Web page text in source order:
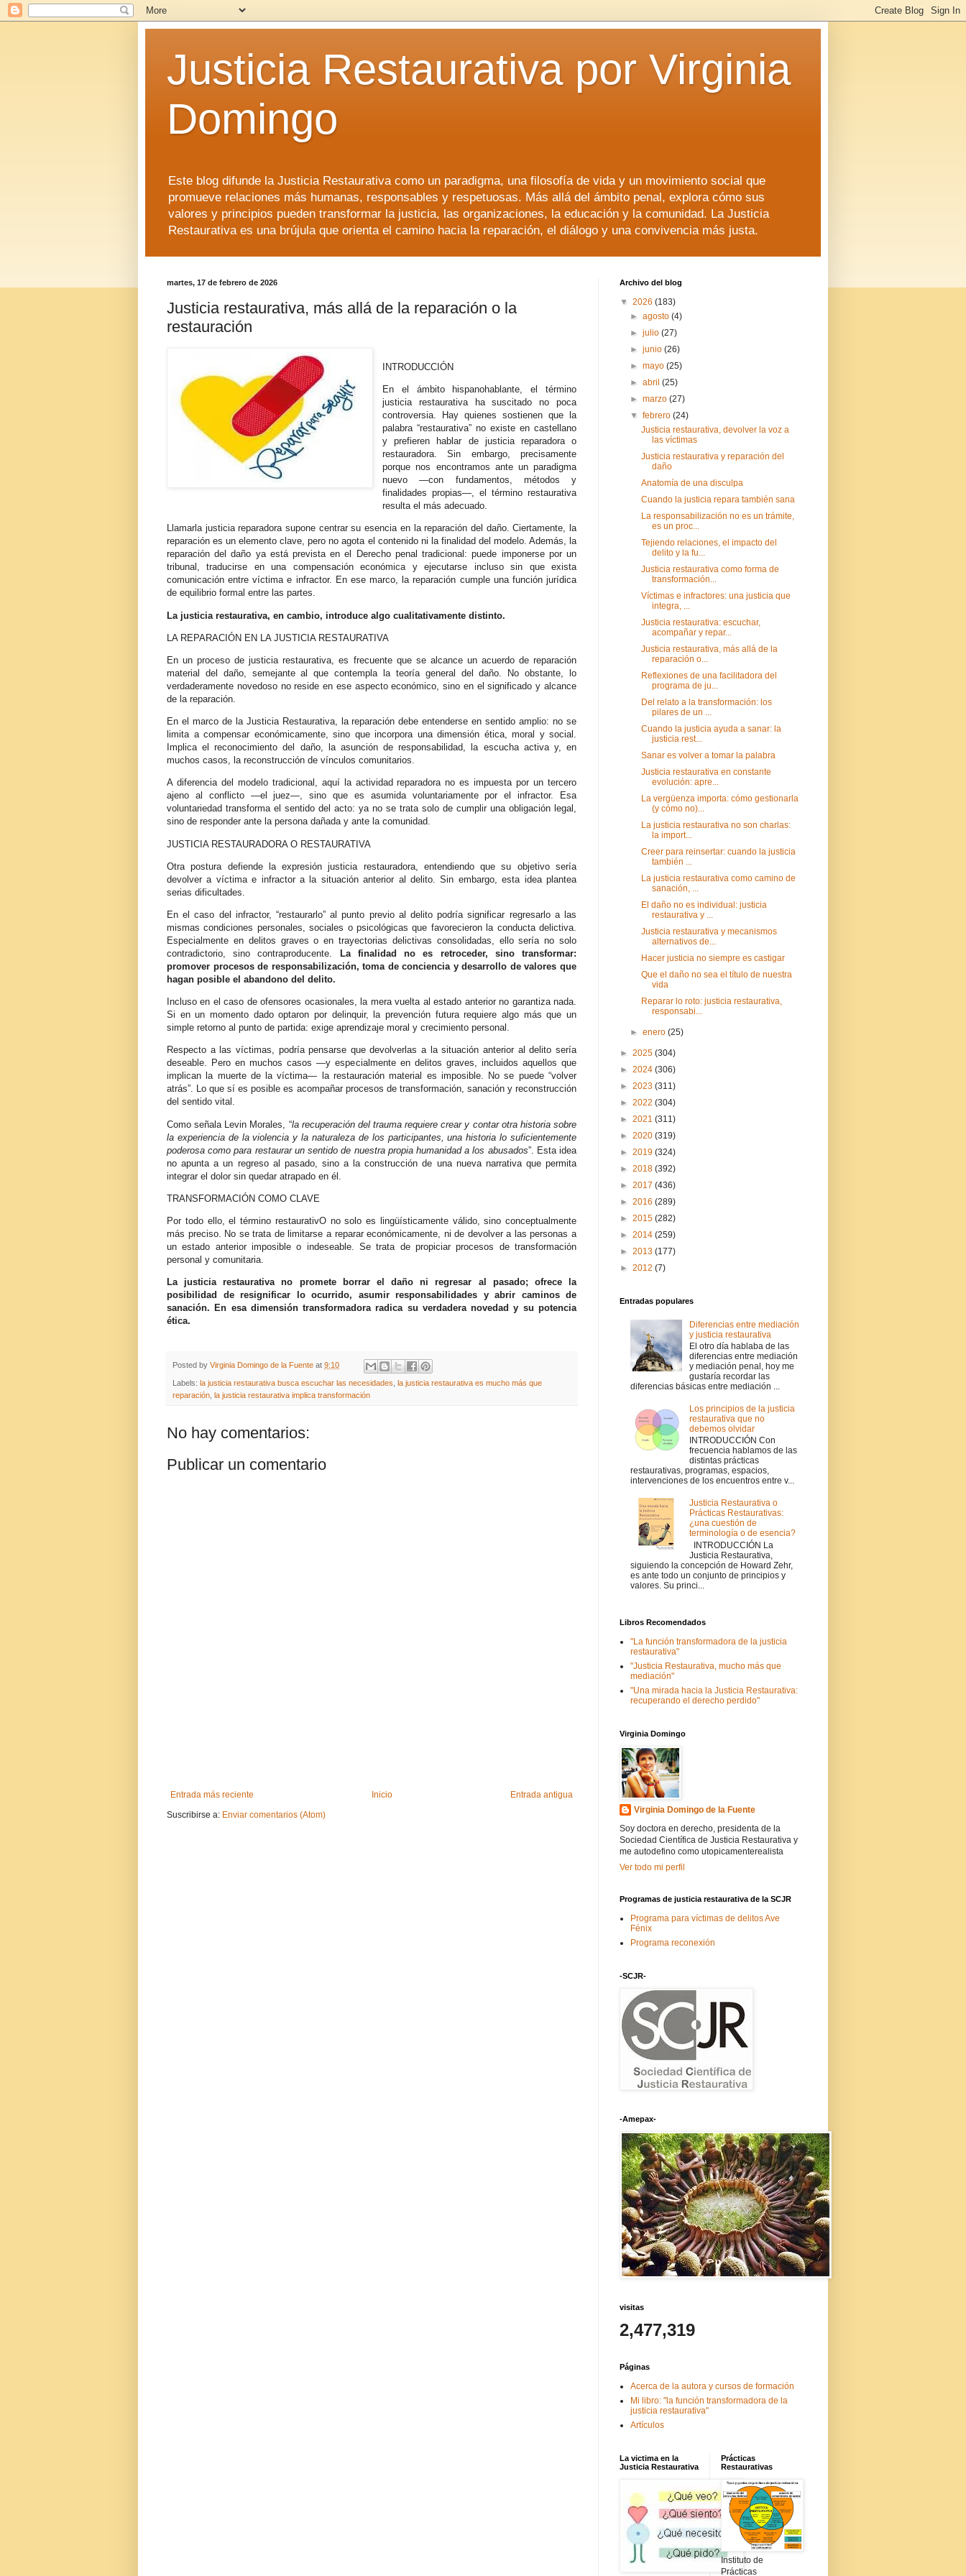
Justicia Restaurativa por Virginia
Domingo
Este blog difunde la Justicia Restaurativa como un paradigma, una filosofía de vida y un movimiento social que
promueve relaciones más humanas, responsables y respetuosas. Más allá del ámbito penal, explora cómo sus
valores y principios pueden transformar la justicia, las organizaciones, la educación y la comunidad. La Justicia
Restaurativa es una brújula que orienta el camino hacia la reparación, el diálogo y una convivencia más justa.
martes, 17 de febrero de 2026
Justicia restaurativa, más allá de la reparación o la
restauración
INTRODUCCIÓN
En el ámbito hispanohablante, el término
justicia restaurativa ha suscitado no poca
controversia. Hay quienes sostienen que la
palabra “restaurativa” no existe en castellano
y prefieren hablar de justicia reparadora o
restauradora. Sin embargo, precisamente
porque nos encontramos ante un paradigma
nuevo —con fundamentos, métodos y
finalidades propias—, el término restaurativa
resulta el más adecuado.
Llamarla justicia reparadora supone centrar su esencia en la reparación del daño. Ciertamente, la
reparación es un elemento clave, pero no agota el contenido ni la finalidad del modelo. Además, la
reparación del daño ya está prevista en el Derecho penal tradicional: puede imponerse por un
tribunal, traducirse en una compensación económica y ejecutarse incluso sin que exista
comunicación entre víctima e infractor. En ese marco, la reparación cumple una función jurídica
de equilibrio formal entre las partes.
La justicia restaurativa, en cambio, introduce algo cualitativamente distinto.
LA REPARACIÓN EN LA JUSTICIA RESTAURATIVA
En un proceso de justicia restaurativa, es frecuente que se alcance un acuerdo de reparación
material del daño, semejante al que contempla la teoría general del daño. No obstante, lo
verdaderamente novedoso no reside en ese aspecto económico, sino en el significado y alcance
de la reparación.
En el marco de la Justicia Restaurativa, la reparación debe entenderse en sentido amplio: no se
limita a compensar económicamente, sino que incorpora una dimensión ética, moral y social.
Implica el reconocimiento del daño, la asunción de responsabilidad, la escucha activa y, en
muchos casos, la reconstrucción de vínculos comunitarios.
A diferencia del modelo tradicional, aquí la actividad reparadora no es impuesta por un tercero
ajeno al conflicto —el juez—, sino que es asumida voluntariamente por el infractor. Esa
voluntariedad transforma el sentido del acto: ya no se trata solo de cumplir una obligación legal,
sino de responder ante la persona dañada y ante la comunidad.
JUSTICIA RESTAURADORA O RESTAURATIVA
Otra postura defiende la expresión justicia restauradora, entendiendo que su objetivo sería
devolver a víctima e infractor a la situación anterior al delito. Sin embargo, esta idea plantea
serias dificultades.
En el caso del infractor, “restaurarlo” al punto previo al delito podría significar regresarlo a las
mismas condiciones personales, sociales o psicológicas que favorecieron la conducta delictiva.
Especialmente en delitos graves o en trayectorias delictivas consolidadas, ello sería no solo
contradictorio, sino contraproducente.
La finalidad no es retroceder, sino transformar:
promover procesos de responsabilización, toma de conciencia y desarrollo de valores que
hagan posible el abandono del delito.
Incluso en el caso de ofensores ocasionales, la mera vuelta al estado anterior no garantiza nada.
Si en un momento dado optaron por delinquir, la prevención futura requiere algo más que un
simple retorno al punto de partida: exige aprendizaje moral y crecimiento personal.
Respecto a las víctimas, podría pensarse que devolverlas a la situación anterior al delito sería
deseable. Pero en muchos casos —y especialmente en delitos graves, incluidos aquellos que
implican la muerte de la víctima— la restauración material es imposible. No se puede “volver
atrás”. Lo que sí es posible es acompañar procesos de transformación, sanación y reconstrucción
del sentido vital.
Como señala Levin Morales, “la recuperación del trauma requiere crear y contar otra historia sobre
la experiencia de la violencia y la naturaleza de los participantes, una historia lo suficientemente
poderosa como para restaurar un sentido de nuestra propia humanidad a los abusados”. Esta idea
no apunta a un regreso al pasado, sino a la construcción de una nueva narrativa que permita
integrar el dolor sin quedar atrapado en él.
TRANSFORMACIÓN COMO CLAVE
Por todo ello, el término restaurativO no solo es lingüísticamente válido, sino conceptualmente
más preciso. No se trata de limitarse a reparar económicamente, ni de devolver a las personas a
un estado anterior imposible o indeseable. Se trata de propiciar procesos de transformación
personal y comunitaria.
La justicia restaurativa no promete borrar el daño ni regresar al pasado; ofrece la
posibilidad de resignificar lo ocurrido, asumir responsabilidades y abrir caminos de
sanación. En esa dimensión transformadora radica su verdadera novedad y su potencia
ética.
Posted by Virginia Domingo de la Fuente at 9:10
Labels: la justicia restaurativa busca escuchar las necesidades la justicia restaurativa es mucho más que
reparación la justicia restaurativa implica transformación
No hay comentarios:
Publicar un comentario
Entrada más reciente Entrada antigua
Inicio
Suscribirse a: Enviar comentarios (Atom)
Archivo del blog
▼ 2026 (183)
►agosto(4)
►julio(27)
►junio(26)
►mayo(25)
►abril(25)
►marzo(27)
▼febrero(24)
Justicia restaurativa, devolver la voz a
las víctimas
Justicia restaurativa y reparación del
daño
Anatomía de una disculpa
Cuando la justicia repara también sana
La responsabilización no es un trámite,
es un proc...
Tejiendo relaciones, el impacto del
delito y la fu...
Justicia restaurativa como forma de
transformación...
Víctimas e infractores: una justicia que
integra, ...
Justicia restaurativa: escuchar,
acompañar y repar...
Justicia restaurativa, más allá de la
reparación o...
Reflexiones de una facilitadora del
programa de ju...
Del relato a la transformación: los
pilares de un ...
Cuando la justicia ayuda a sanar: la
justicia rest...
Sanar es volver a tomar la palabra
Justicia restaurativa en constante
evolución: apre...
La vergüenza importa: cómo gestionarla
(y cómo no)...
La justicia restaurativa no son charlas:
la import...
Creer para reinsertar: cuando la justicia
también ...
La justicia restaurativa como camino de
sanación, ...
El daño no es individual: justicia
restaurativa y ...
Justicia restaurativa y mecanismos
alternativos de...
Hacer justicia no siempre es castigar
Que el daño no sea el título de nuestra
vida
Reparar lo roto: justicia restaurativa,
responsabi...
►enero(25)
► 2025 (304)
► 2024 (306)
► 2023 (311)
► 2022 (304)
► 2021 (311)
► 2020 (319)
► 2019 (324)
► 2018 (392)
► 2017 (436)
► 2016 (289)
► 2015 (282)
► 2014 (259)
► 2013 (177)
► 2012 (7)
Entradas populares
Diferencias entre mediación
y justicia restaurativa
El otro día hablaba de las
diferencias entre mediación
y mediación penal, hoy me
gustaría recordar las
diferencias básicas entre mediación ...
Los principios de la justicia
restaurativa que no
debemos olvidar
INTRODUCCIÓN Con
frecuencia hablamos de las
distintas prácticas
restaurativas, programas, espacios,
intervenciones de los encuentros entre v...
Justicia Restaurativa o
Prácticas Restaurativas:
¿una cuestión de
terminología o de esencia?
INTRODUCCIÓN La
Justicia Restaurativa,
siguiendo la concepción de Howard Zehr,
es ante todo un conjunto de principios y
valores. Su princi...
Libros Recomendados
"La función transformadora de la justicia
restaurativa"
"Justicia Restaurativa, mucho más que
mediación"
"Una mirada hacia la Justicia Restaurativa:
recuperando el derecho perdido"
Virginia Domingo
Virginia Domingo de la Fuente
Soy doctora en derecho, presidenta de la
Sociedad Científica de Justicia Restaurativa y
me autodefino como utopicamenterealista
Ver todo mi perfil
Programas de justicia restaurativa de la SCJR
Programa para víctimas de delitos Ave
Fénix
Programa reconexión
-SCJR-
-Amepax-
visitas
2,477,319
Páginas
Acerca de la autora y cursos de formación
Mi libro: "la función transformadora de la
justicia restaurativa"
Artículos
La victima en la
Justicia Restaurativa
Prácticas
Restaurativas
Instituto de
Prácticas